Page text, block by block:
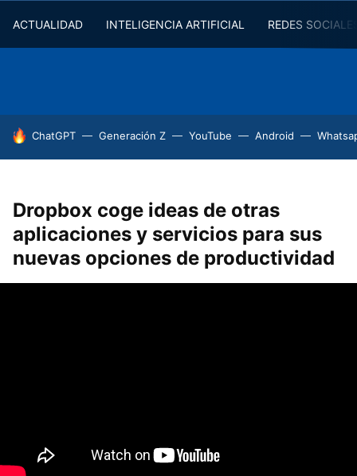
ACTUALIDAD INTELIGENCIA ARTIFICIAL REDES
HOY SE HABLA DE
ChatGPT Generación Z YouTube Android
Dropbox coge ideas de otras
aplicaciones y servicios para sus
nuevas opciones de productividad